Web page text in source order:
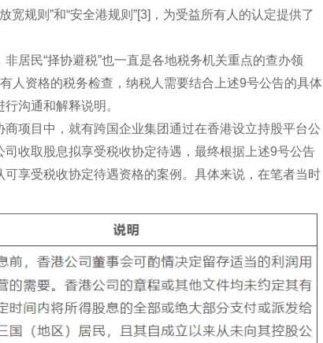
宽规则”和“安全港规则”[3]，为受益所有人的认定提供了
居民“择协避税”也一直是各地税务机关重点的查办领
人资格的税务检查，纳税人需要结合上述9号公告的具体
沟通和解释说明。
项目中，就有跨国企业集团通过在香港设立持股平台公
收取股息拟享受税收协定待遇，最终根据上述9号公告
享受税收协定待遇资格的案例。具体来说，在笔者当时